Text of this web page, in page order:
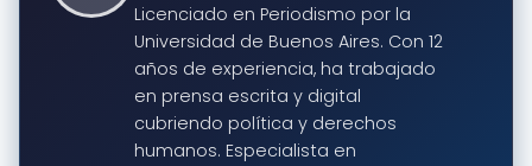
Licenciado en Periodismo por la
Universidad de Buenos Aires. Con 12
años de experiencia, ha trabajado
en prensa escrita y digital
cubriendo política y derechos
humanos. Especialista en